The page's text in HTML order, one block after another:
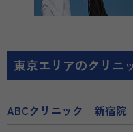
東京エリアのクリニ
ABCクリニック 新宿院